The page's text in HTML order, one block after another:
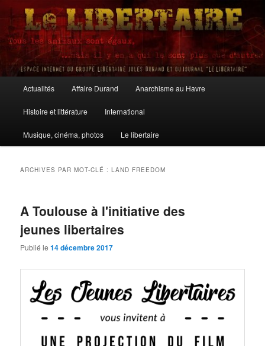
Aller
contenu
principal
Aller
contenu
secondaire
Le Libertaire
principal
Actualités Affaire Durand Anarchisme au Havre
Histoire et littérature International
Musique, cinéma, photos Le libertaire
ARCHIVES PAR MOT-CLÉ :LAND FREEDOM
A Toulouse à l'initiative des
jeunes libertaires
Publié le14 décembre 2017